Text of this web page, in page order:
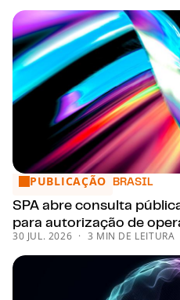
SPA abre consulta pública
PUBLICAÇÃO BRASIL
SPA abre consulta
para autorização de
30 JUL. 2026 3 MIN DE LEITURA